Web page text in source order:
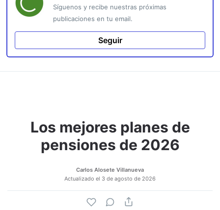
Síguenos y recibe nuestras próximas
publicaciones en tu email.
Seguir
Los mejores planes de
pensiones de 2026
Carlos Alosete Villanueva
Actualizado el 3 de agosto de 2026